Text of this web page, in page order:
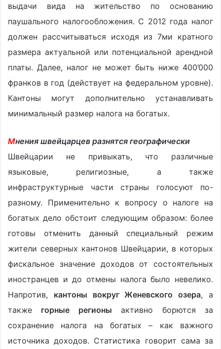
выдачи вида на жительство по основанию
паушального налогообложения. С 2012 года налог
должен рассчитываться исходя из 7ми кратного
размера актуальной или потенциальной арендной
платы. Далее, налог не может быть ниже 400’000
франков в год (действует на федеральном уровне).
Кантоны могут дополнительно устанавливать
минимальный размер налога на богатых.
Мнения швейцарцев разнятся географически
Швейцарии не привыкать, что различные
языковые, религиозные, а также
инфраструктурные части страны голосуют по-
разному. Применительно к вопросу о налоге на
богатых дело обстоит следующим образом: более
готовы отменить данный специальный режим
жители северных кантонов Швейцарии, в которых
фискальное значение доходов от состоятельных
иностранцев и до отмены налога было невелико.
Напротив, кантоны вокруг Женевского озера, а
также горные регионы активно борются за
сохранение налога на богатых – как важного
источника доходов. Статистика говорит сама за